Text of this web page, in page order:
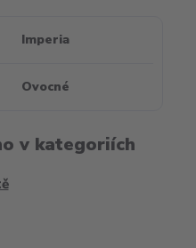
Imperia
Ovocné
v kategoriích